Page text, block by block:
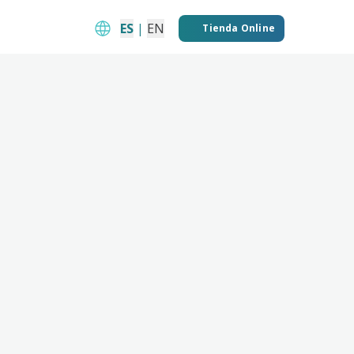
ES | EN Tienda Online